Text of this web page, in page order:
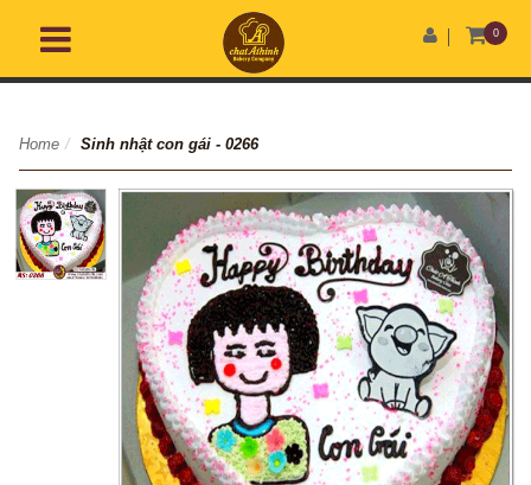
0
Home / Sinh nhật con gái - 0266